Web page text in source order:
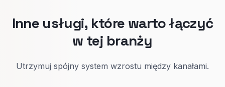
Inne usługi, które warto łączyć
w tej branży
Utrzymuj spójny system wzrostu między kanałami.